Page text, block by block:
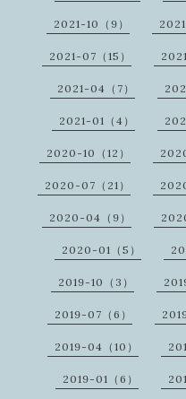
2021-10（9）
2021-07（15）
2021-04（7）
2021-01（4）
2020-10（12）
2020-07（21）
2020-04（9）
2020-01（5）
2019-10（3）
2019-07（6）
2019-04（10）
2019-01（6）